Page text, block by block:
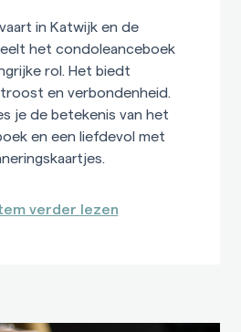
in Katwijk en de
het condoleanceboek
rol. Het biedt
en verbondenheid.
je de betekenis van het
en een liefdevol met
verder lezen